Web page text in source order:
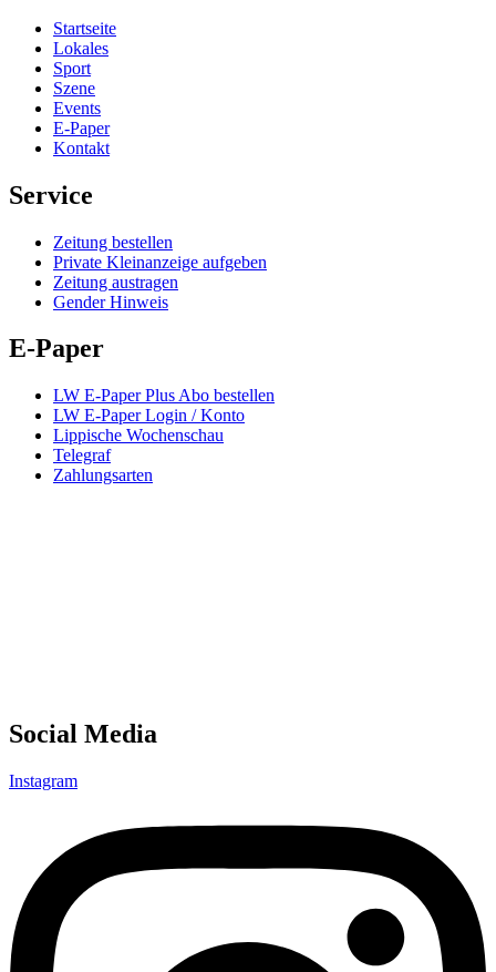
Startseite
Lokales
Sport
Szene
Events
E-Paper
Kontakt
Service
Zeitung bestellen
Private Kleinanzeige aufgeben
Zeitung austragen
Gender Hinweis
E-Paper
LW E-Paper Plus Abo bestellen
LW E-Paper Login / Konto
Lippische Wochenschau
Telegraf
Zahlungsarten
Social Media
Instagram